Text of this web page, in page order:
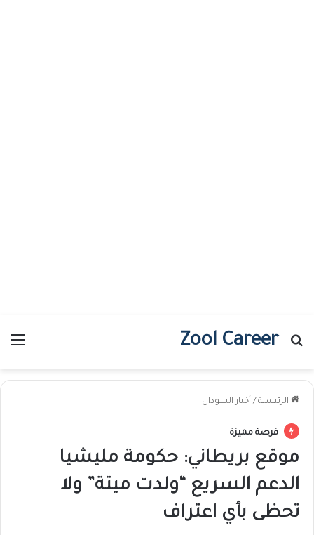
Zool Career
بحث عن
الرئيسية / أخبار السودان
فرصة مميزة
موقع بريطاني: حكومة مليشيا
الدعم السريع “ولدت ميتة” ولا
تحظى بأي اعتراف